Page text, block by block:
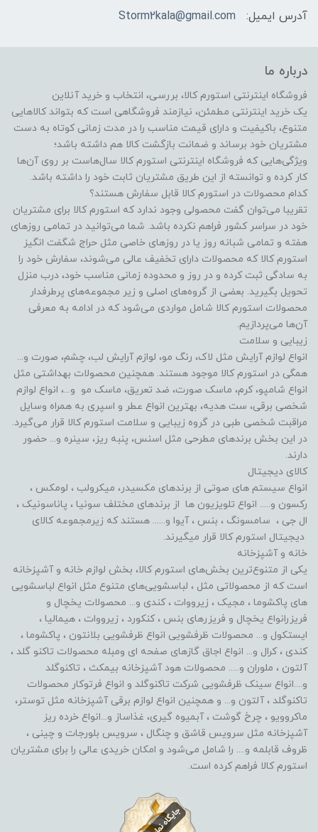
آدرس ایمیل:
Storm2kala@gmail.com
درباره ما
فروشگاه اینترنتی استورم کالا، بررسی، انتخاب و خرید آنلاین
یک خرید اینترنتی مطمئن، نیازمند فروشگاهی است که بتواند کالاهایی
متنوع، باکیفیت و دارای قیمت مناسب را در مدت زمانی کوتاه به دست
مشتریان خود برساند و ضمانت بازگشت کالا هم داشته باشد؛
ویژگی‌هایی که فروشگاه اینترنتی استورم کالا سال‌هاست بر روی آن‌ها
کار کرده و توانسته از این طریق مشتریان ثابت خود را داشته باشد.
کدام محصولات در استورم کالا قابل سفارش هستند؟
تقریبا می‌توان گفت محصولی وجود ندارد که استورم کالا برای مشتریان
خود در سراسر کشور فراهم نکرده باشد. شما می‌توانید در تمامی روزهای
هفته و تمامی شبانه روز یا در روزهای خاصی مثل حراج شگفت انگیز
استورم کالا که محصولات دارای تخفیف عالی می‌شوند، سفارش خود را
به سادگی ثبت کرده و در روز و محدوده زمانی مناسب خود، درب منزل
تحویل بگیرید. بعضی از گروه‌های اصلی و زیر مجموعه‌های پرطرفدار
محصولات استورم کالا شامل مواردی می‌شود که در ادامه به معرفی
آن‌ها می‌پردازیم.
زیبایی و سلامت
انواع لوازم آرایش مثل لاک، رنگ مو، لوازم آرایش لب، چشم، صورت و...
همگی در استورم کالا موجود هستند. همچنین محصولات بهداشتی مثل
انواع شامپو، کرم، ماسک صورت، ضد تعریق، ماسک مو و...، انواع لوازم
شخصی برقی، ست هدیه، بهترین انواع عطر و اسپری به همراه وسایل
مراقبت شخصی طبی در گروه زیبایی و سلامت استورم کالا قرار می‌گیرد.
در این بخش برندهای مطرحی مثل اسنس، پنبه ریز، سینره و... حضور
دارند.
کالای دیجیتال
انواع سیستم های صوتی از برندهای مکسیدر، میکرولب ، لومکس ،
رکسون و..... انواع تلویزیون ها از برندهای مختلف سونیا ، پاناسونیک ،
ال جی ، سامسونگ ، بنس ، آیوا و...... هستند که زیرمجموعه کالای
دیجیتال استورم کالا قرار میگیرند.
خانه و آشپزخانه
یکی از متنوع‌ترین بخش‌های استورم کالا، بخش لوازم خانه و آشپزخانه
است که از محصولاتی مثل ، لباسشویی‌های متنوع مثل انواع لباسشویی
های پاکشوما ، مجیک ، زیرووات ، کندی و... محصولات یخچال و
فریزرانواع یخچال و فریزرهای بنس ، کنکورد ، زیرووات ، هیمالیا ،
ایستکول و... محصولات ظرفشویی انواع ظرفشویی بلانتون ، پاکشوما ،
کندی ، کرال و... انواع اجاق گازهای صفحه ای ومبله محصولات تاکنو گلد ،
آلتون ، ملوران و..... محصولات هود آشپزخانه بیمکث ، تاکنوگلد
و....انواع سینک ظرفشویی شرکت تاکنوگلد و انواع فرتوکار محصولات
تاکنوگلد ، آلتون و... و همچنین انواع لوازم برقی آشپزخانه مثل توستر،
ماکروویو ، چرخ گوشت ، آبمیوه گیری، غذاساز و...انواع خرده ریز
آشپزخانه مثل سرویس قاشق و چنگال ، سرویس بلورجات و چینی ،
ظروف قابلمه و.... را شامل می‌شود و امکان خریدی عالی را برای مشتریان
استورم کالا فراهم کرده است.